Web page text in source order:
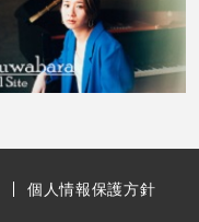
個人情報保護方針